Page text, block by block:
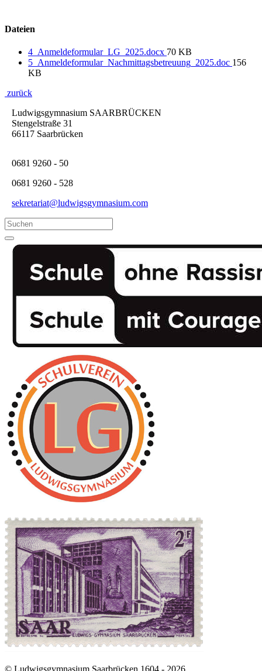
Dateien
4_Anmeldeformular_LG_2025.docx 70 KB
5_Anmeldeformular_Nachmittagsbetreuung_2025.doc 156
KB
zurück
Ludwigsgymnasium SAARBRÜCKEN
Stengelstraße 31
66117 Saarbrücken
0681 9260 - 50
0681 9260 - 528
sekretariat@ludwigsgymnasium.com
© Ludwigsgymnasium Saarbrücken 1604 - 2026